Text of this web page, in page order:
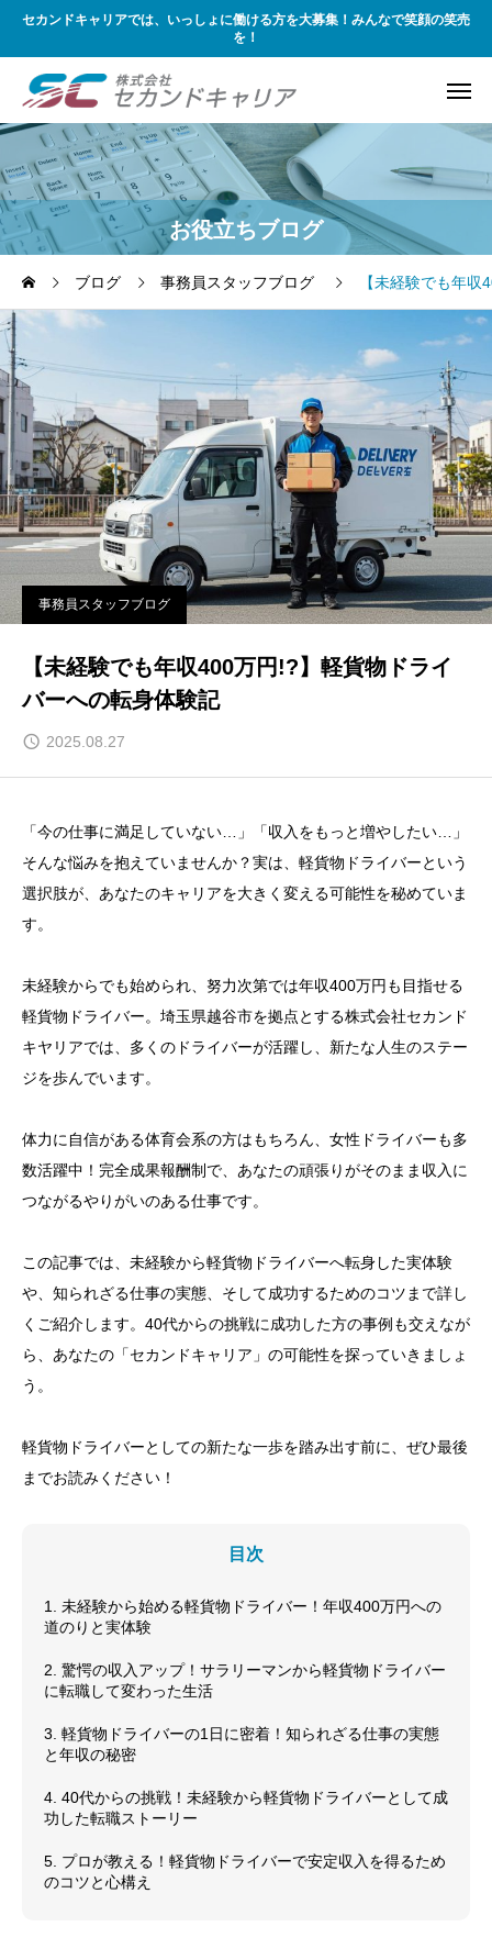
セカンドキャリアでは、いっしょに働ける方を大募集！みんなで笑顔の笑売
を！
お役立ちブログ
ブログ 事務員スタッフブログ 【未経験でも年
事務員スタッフブログ
【未経験でも年収400万円!?】軽貨物ドライ
バーへの転身体験記
2025.08.27
「今の仕事に満足していない…」「収入をもっと増やしたい…」
そんな悩みを抱えていませんか？実は、軽貨物ドライバーという
選択肢が、あなたのキャリアを大きく変える可能性を秘めていま
す。
未経験からでも始められ、努力次第では年収400万円も目指せる
軽貨物ドライバー。埼玉県越谷市を拠点とする株式会社セカンド
キヤリアでは、多くのドライバーが活躍し、新たな人生のステー
ジを歩んでいます。
体力に自信がある体育会系の方はもちろん、女性ドライバーも多
数活躍中！完全成果報酬制で、あなたの頑張りがそのまま収入に
つながるやりがいのある仕事です。
この記事では、未経験から軽貨物ドライバーへ転身した実体験
や、知られざる仕事の実態、そして成功するためのコツまで詳し
くご紹介します。40代からの挑戦に成功した方の事例も交えなが
ら、あなたの「セカンドキャリア」の可能性を探っていきましょ
う。
軽貨物ドライバーとしての新たな一歩を踏み出す前に、ぜひ最後
までお読みください！
目次
1. 未経験から始める軽貨物ドライバー！年収400万円への
道のりと実体験
2. 驚愕の収入アップ！サラリーマンから軽貨物ドライバー
に転職して変わった生活
3. 軽貨物ドライバーの1日に密着！知られざる仕事の実態
と年収の秘密
4. 40代からの挑戦！未経験から軽貨物ドライバーとして成
功した転職ストーリー
5. プロが教える！軽貨物ドライバーで安定収入を得るため
のコツと心構え